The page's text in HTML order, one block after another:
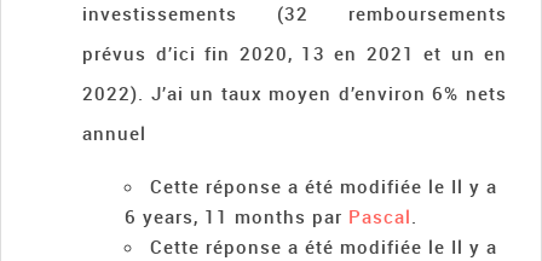
investissements (32 remboursements
prévus d’ici fin 2020, 13 en 2021 et un en
2022). J’ai un taux moyen d’environ 6% nets
annuel
Cette réponse a été modifiée le Il y a
6 years, 11 months par Pascal.
Cette réponse a été modifiée le Il y a